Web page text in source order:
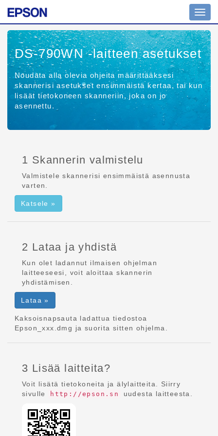
DS-790WN-laitteen asetukset
Noudata alla olevia ohjeita määrittääksesi
skannerisi asetukset ensimmäistä kertaa, tai kun
lisäät tietokoneen skanneriin, joka on jo
asennettu.
1 Skannerin valmistelu
Valmistele skannerisi ensimmäistä asennusta
varten.
Katsele »
2 Lataa ja yhdistä
Kun olet ladannut ilmaisen ohjelman
laitteeseesi, voit aloittaa skannerin
yhdistämisen.
Lataa »
Kaksoisnapsauta ladattua tiedostoa
Epson_xxx.dmg ja suorita sitten ohjelma.
3 Lisää laitteita?
Voit lisätä tietokoneita ja älylaitteita. Siirry
sivulle
http://epson.sn uudesta laitteesta.